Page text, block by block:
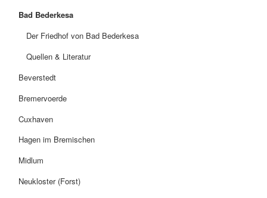
Bad Bederkesa
Der Friedhof von Bad Bederkesa
Quellen & Literatur
Beverstedt
Bremervoerde
Cuxhaven
Hagen im Bremischen
Midlum
Neukloster (Forst)